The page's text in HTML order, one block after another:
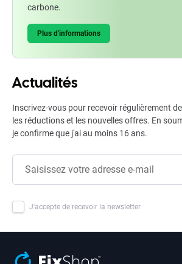
carbone.
Plus d'informations
Actualités
Inscrivez-vous pour recevoir régulièrement
les réductions et les nouvelles offres. En
je confirme que j'ai au moins 16 ans.
J'accepte de recevoir la newsletter